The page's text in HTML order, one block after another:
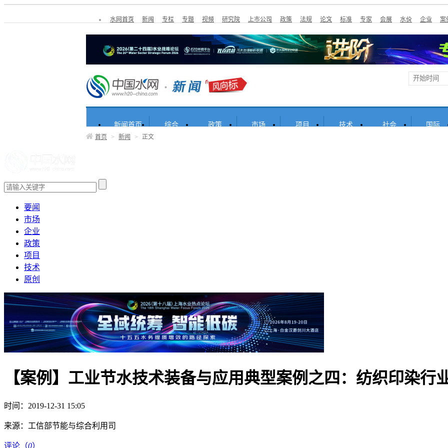
水网首页 新闻 专栏 专题 视频 研究院 上市公司 政策 法规 论文 标准 专家 会展 水价 企业 案
新闻首页 综合 政策 市场 项目 技术 社会 国际
首页 > 新闻 > 正文
要闻
市场
企业
政策
项目
技术
原创
【案例】工业节水技术装备与应用典型案例之四：纺织印染行
时间：2019-12-31 15:05
来源： 工信部节能与综合利用司
评论（0）